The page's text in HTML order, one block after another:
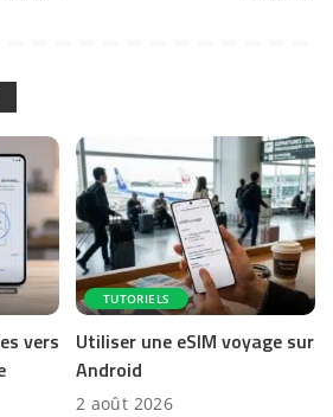
vers
TUTORIELS
Utiliser une eSIM voyage sur
Android
2 août 2026